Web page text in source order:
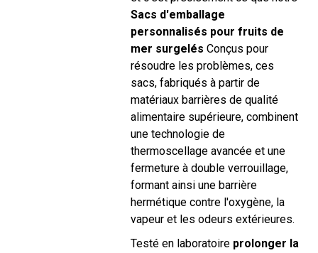
Sacs d'emballage
personnalisés pour fruits de
mer surgelés Conçus pour
résoudre les problèmes, ces
sacs, fabriqués à partir de
matériaux barrières de qualité
alimentaire supérieure, combinent
une technologie de
thermoscellage avancée et une
fermeture à double verrouillage,
formant ainsi une barrière
hermétique contre l'oxygène, la
vapeur et les odeurs extérieures.
Testé en laboratoire prolonger la